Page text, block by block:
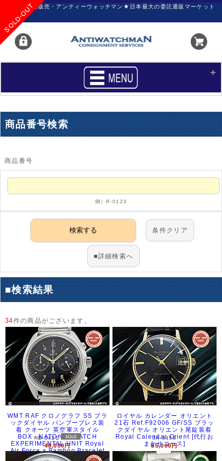
時計の委託販売・アンティーウォッチマン★日本最大の委託通販マーケット
買いたい
ブログ・特集記事
商品番号検索
商品番号
例）R-0123
条件クリア
■詳細検索へ
■検索結果
34件の商品がございます。
SOLD-OUT
WMT RAF クロノグラフ SS ブラ
ックダイヤル バンブーブレス装
着 クオーツ 英空軍スタイル
BOX・NATO付属 WATCH
EXPERIMENTAL UNIT Royal
Air Force × Bamboo Bracelet
[代行おまかせコース]
HB-0421
48,000円
ロイヤル カレンダー オリエント
21石 Ref.F92006 GF/SS ブラッ
クダイヤル オリエント尾錠装着
Royal Calendar Orient [代行お
まかせコース]
JA-3458
85,000円
SOLD-OUT
SOLD-OUT
SOLD-OUT
SOLD-OUT
SOLD-OUT
SOLD-OUT
SOLD-OUT
SOLD-OUT
SOLD-OUT
SOLD-OUT
SOLD-OUT
SOLD-OUT
SOLD-OUT
SOLD-OUT
SOLD-OUT
SOLD-OUT
SOLD-OUT
SOLD-OUT
SOLD-OUT
SOLD-OUT
SOLD-OUT
SOLD-OUT
SOLD-OUT
SOLD-OUT
SOLD-OUT
SOLD-OUT
SOLD-OUT
SOLD-OUT
SOLD-OUT
SOLD-OUT
SOLD-OUT